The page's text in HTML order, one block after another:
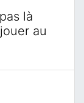
là
au